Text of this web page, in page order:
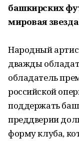
башкирских
мировая
Народный
дважды
обладатель
российской
поддержать
преддверии
форму клуба,